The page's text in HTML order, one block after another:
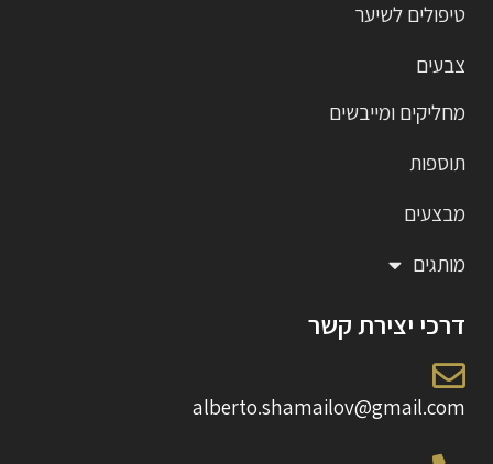
טיפולים לשיער
צבעים
מחליקים ומייבשים
תוספות
מבצעים
מותגים
דרכי יצירת קשר
alberto.shamailov@gmail.com